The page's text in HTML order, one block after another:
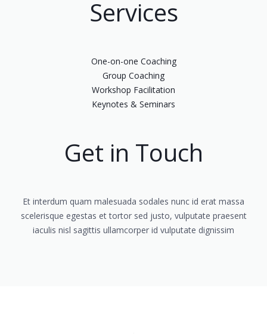
Services
One-on-one Coaching
Group Coaching
Workshop Facilitation
Keynotes & Seminars
Get in Touch
Et interdum quam malesuada sodales nunc id erat massa
scelerisque egestas et tortor sed justo, vulputate praesent
iaculis nisl sagittis ullamcorper id vulputate dignissim